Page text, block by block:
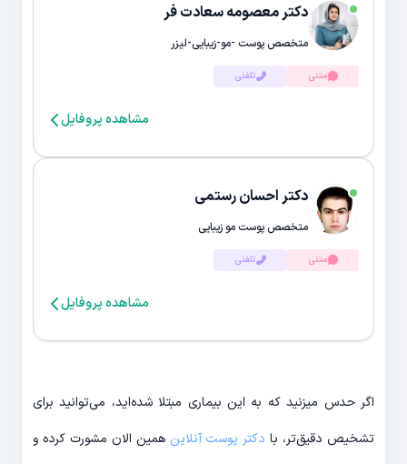
دکتر معصومه سعادت فر
متخصص پوست -مو-زیبایی-لیزر
متنی تلفنی
مشاهده پروفایل
دکتر احسان رستمی
متخصص پوست مو زیبایی
متنی تلفنی
مشاهده پروفایل
اگر حدس میزنید که به این بیماری مبتلا شده‌اید، می‌توانید برای
تشخیص دقیق‌تر، با دکتر پوست آنلاین همین الان مشورت کرده و